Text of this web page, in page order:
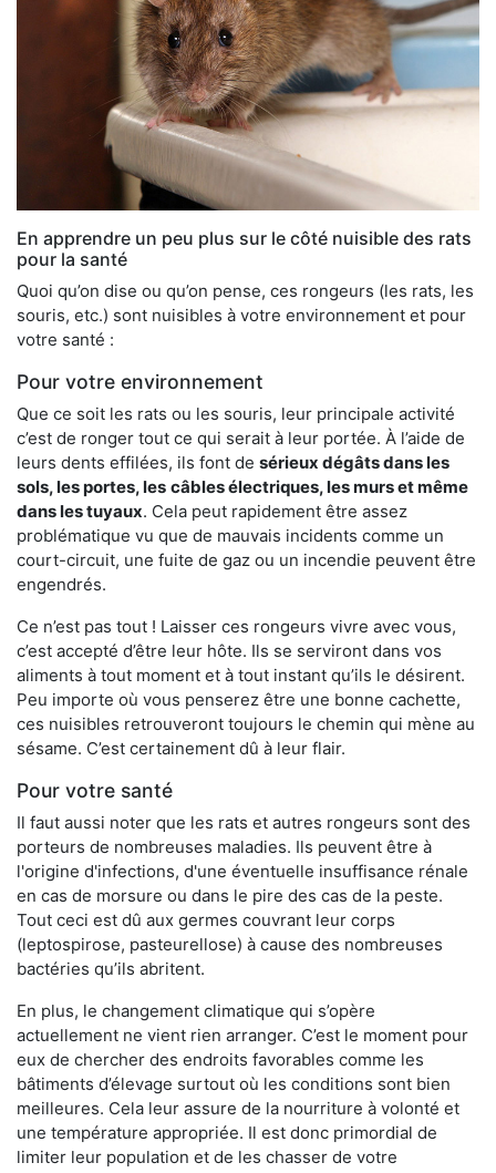
En apprendre un peu plus sur le côté nuisible des rats
pour la santé
Quoi qu’on dise ou qu’on pense, ces rongeurs (les rats, les
souris, etc.) sont nuisibles à votre environnement et pour
votre santé :
Pour votre environnement
Que ce soit les rats ou les souris, leur principale activité
c’est de ronger tout ce qui serait à leur portée. À l’aide de
leurs dents effilées, ils font de sérieux dégâts dans les
sols, les portes, les câbles électriques, les murs et même
dans les tuyaux. Cela peut rapidement être assez
problématique vu que de mauvais incidents comme un
court-circuit, une fuite de gaz ou un incendie peuvent être
engendrés.
Ce n’est pas tout ! Laisser ces rongeurs vivre avec vous,
c’est accepté d’être leur hôte. Ils se serviront dans vos
aliments à tout moment et à tout instant qu’ils le désirent.
Peu importe où vous penserez être une bonne cachette,
ces nuisibles retrouveront toujours le chemin qui mène au
sésame. C’est certainement dû à leur flair.
Pour votre santé
Il faut aussi noter que les rats et autres rongeurs sont des
porteurs de nombreuses maladies. Ils peuvent être à
l'origine d'infections, d'une éventuelle insuffisance rénale
en cas de morsure ou dans le pire des cas de la peste.
Tout ceci est dû aux germes couvrant leur corps
(leptospirose, pasteurellose) à cause des nombreuses
bactéries qu’ils abritent.
En plus, le changement climatique qui s’opère
actuellement ne vient rien arranger. C’est le moment pour
eux de chercher des endroits favorables comme les
bâtiments d’élevage surtout où les conditions sont bien
meilleures. Cela leur assure de la nourriture à volonté et
une température appropriée. Il est donc primordial de
limiter leur population et de les chasser de votre